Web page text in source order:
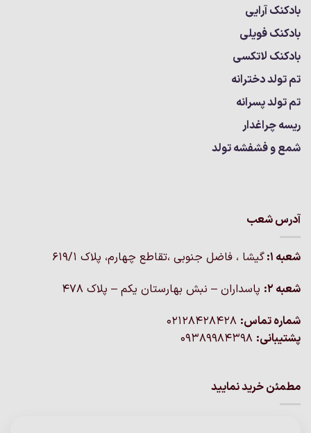
بادکنک آرایی
بادکنک فویلی
بادکنک لاتکسی
تم تولد دخترانه
تم تولد پسرانه
ریسه چراغدار
شمع و فشفشه تولد
آدرس شعب
شعبه 1:
گيشا ، فاضل جنوبی ،تقاطع چهارم، پلاک 619/1
شعبه 2:
پاسداران – نبش بهارستان یکم – پلاک ۴۷۸
شماره تماس:
پشتیبانی:
مطمئن خرید نمایید